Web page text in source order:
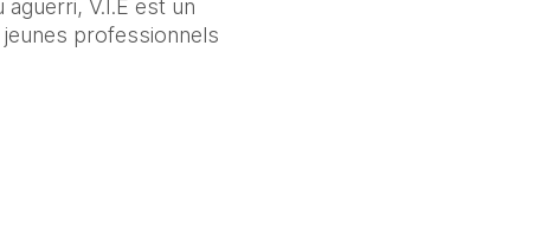
V.I.E est un
professionnels